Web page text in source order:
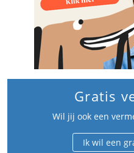
Gratis
Wil jij ook een
Ik wil een